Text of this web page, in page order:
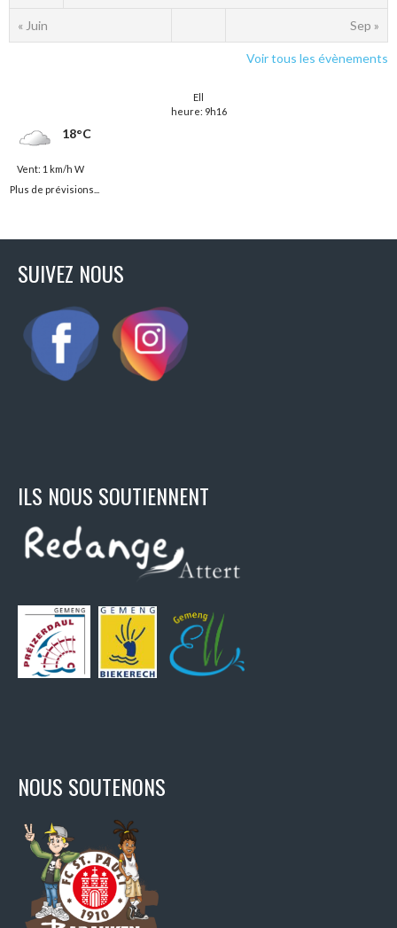
« Juin Sep »
Voir tous les évènements
Ell
heure: 9h16
18°C
Vent: 1 km/h W
Plus de prévisions...
SUIVEZ NOUS
ILS NOUS SOUTIENNENT
NOUS SOUTENONS